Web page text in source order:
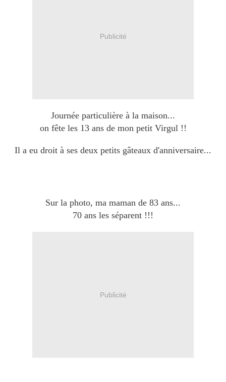
Publicité
Journée particulière à la maison...
on fête les 13 ans de mon petit Virgul !!
Il a eu droit à ses deux petits gâteaux d'anniversaire...
Sur la photo, ma maman de 83 ans...
70 ans les séparent !!!
Publicité